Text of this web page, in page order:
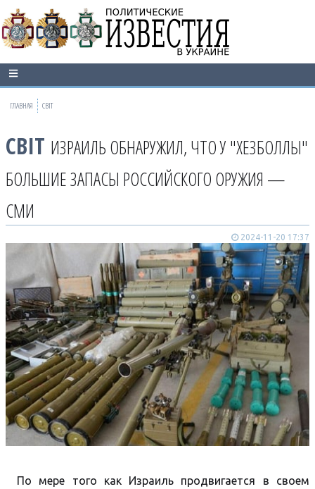
ГЛАВНАЯ СВІТ
СВІТ ИЗРАИЛЬ ОБНАРУЖИЛ, ЧТО У "ХЕЗБОЛЛЫ"
БОЛЬШИЕ ЗАПАСЫ РОССИЙСКОГО ОРУЖИЯ —
СМИ
2024-11-20 17:37
По мере того как Израиль продвигается в своем